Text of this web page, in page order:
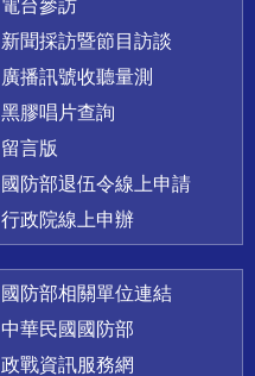
電台參訪
新聞採訪暨節目訪談
廣播訊號收聽量測
黑膠唱片查詢
留言版
國防部退伍令線上申請
行政院線上申辦
國防部相關單位連結
中華民國國防部
政戰資訊服務網